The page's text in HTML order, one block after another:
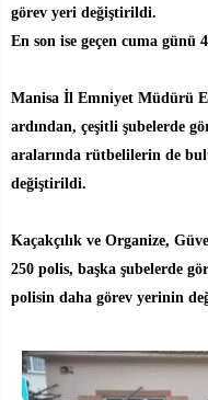
görev yeri değiştirildi.
En son ise geçen cuma günü
Manisa İl Emniyet Müdürü
ardından, çeşitli şubelerde
aralarında rütbelilerin de
değiştirildi.
Kaçakçılık ve Organize,
250 polis, başka şubelerde
polisin daha görev yerinin